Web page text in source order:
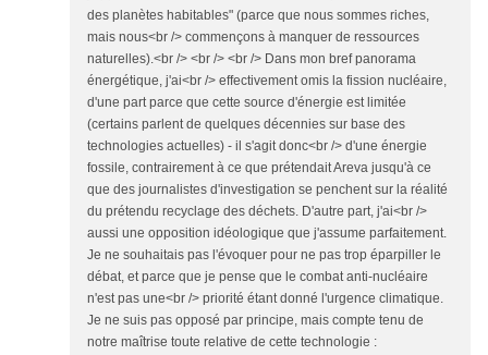
des planètes habitables" (parce que nous sommes riches,
mais nous<br /> commençons à manquer de ressources
naturelles).<br /> <br /> <br /> Dans mon bref panorama
énergétique, j'ai<br /> effectivement omis la fission nucléaire,
d'une part parce que cette source d'énergie est limitée
(certains parlent de quelques décennies sur base des
technologies actuelles) - il s'agit donc<br /> d'une énergie
fossile, contrairement à ce que prétendait Areva jusqu'à ce
que des journalistes d'investigation se penchent sur la réalité
du prétendu recyclage des déchets. D'autre part, j'ai<br />
aussi une opposition idéologique que j'assume parfaitement.
Je ne souhaitais pas l'évoquer pour ne pas trop éparpiller le
débat, et parce que je pense que le combat anti-nucléaire
n'est pas une<br /> priorité étant donné l'urgence climatique.
Je ne suis pas opposé par principe, mais compte tenu de
notre maîtrise toute relative de cette technologie :